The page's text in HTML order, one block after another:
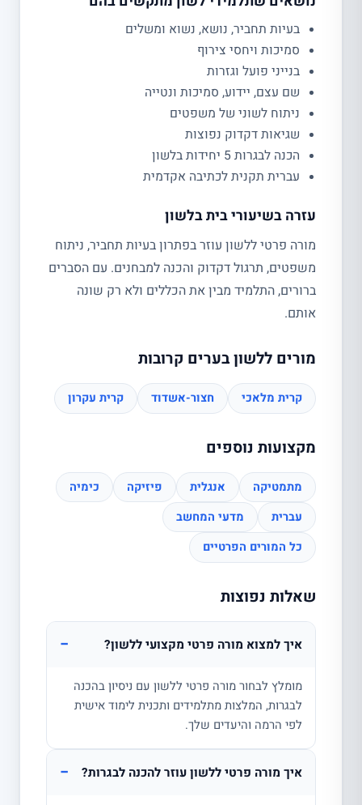
בעיות תחביר, נושא, נשוא ומשלים
סמיכות ויחסי צירוף
בנייני פועל וגזרות
שם עצם, יידוע, סמיכות ונטייה
ניתוח לשוני של משפטים
שגיאות דקדוק נפוצות
הכנה לבגרות 5 יחידות בלשון
עברית תקנית לכתיבה אקדמית
עזרה בשיעורי בית בלשון
מורה פרטי ללשון עוזר בפתרון בעיות תחביר, ניתוח
משפטים, תרגול דקדוק והכנה למבחנים. עם הסברים
ברורים, התלמיד מבין את הכללים ולא רק שונה
אותם.
מורים ללשון בערים קרובות
קרית מלאכי חצור-אשדוד קרית עקרון
מקצועות נוספים
מתמטיקה אנגלית פיזיקה
כימיה
עברית
מדעי המחשב
כל המורים הפרטיים
שאלות נפוצות
איך למצוא מורה פרטי מקצועי ללשון? −
מומלץ לבחור מורה פרטי ללשון עם ניסיון בהכנה
לבגרות, המלצות מתלמידים ותכנית לימוד אישית
לפי הרמה והיעדים שלך.
איך מורה פרטי ללשון עוזר להכנה לבגרות? −